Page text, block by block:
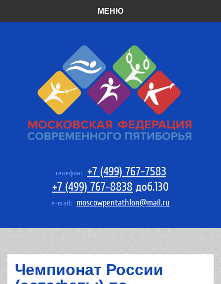
МЕНЮ
телефон:
+7 (499) 767-7583
+7 (499) 767-8838 доб.130
e-mail: moscowpentathlon@mail.ru
Чемпионат России